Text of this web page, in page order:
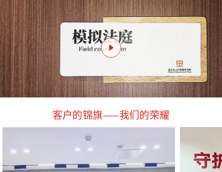
客户的锦旗——我们的荣耀